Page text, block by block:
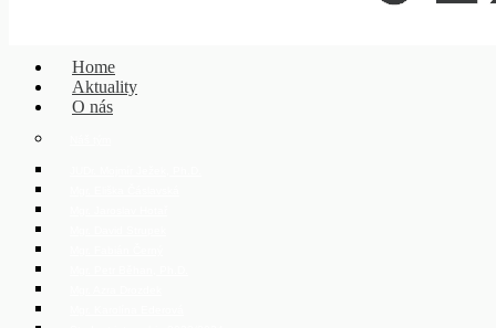
Home
Aktuality
O nás